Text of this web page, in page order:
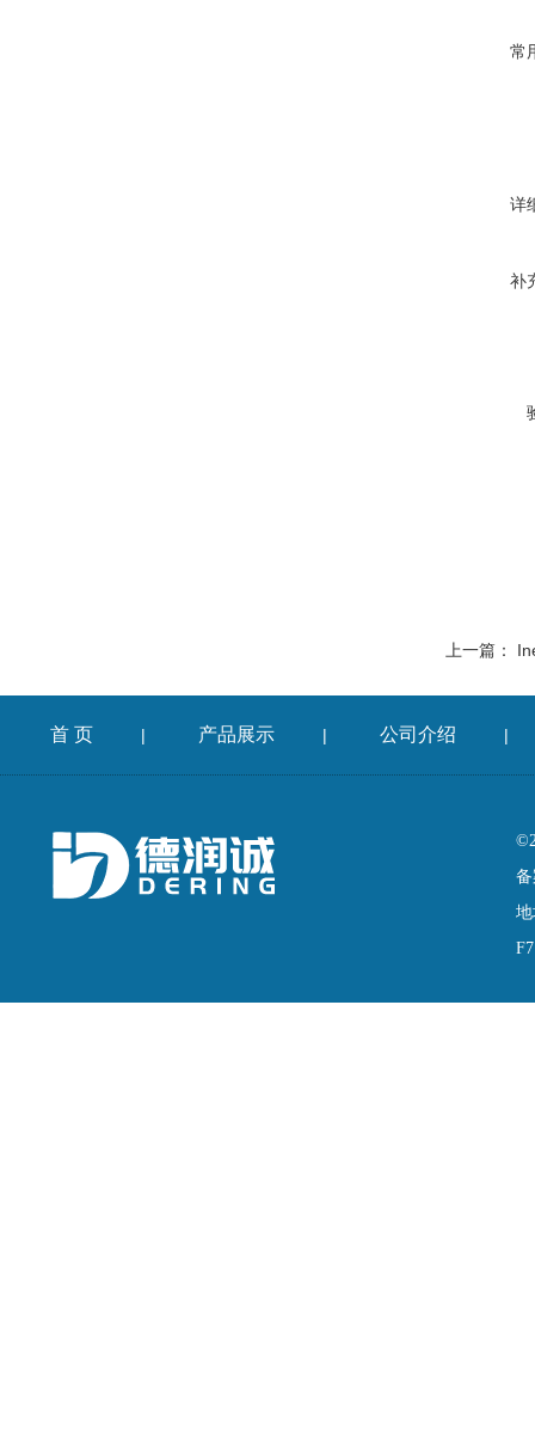
常
详
补
上一篇：
首 页 | 产品展示 | 公司介绍 |
备